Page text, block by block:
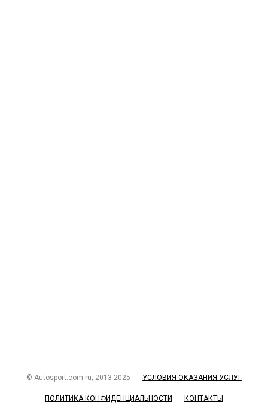
© Autosport.com.ru, 2013-2025 УСЛОВИЯ ОКАЗАНИЯ УСЛУГ
ПОЛИТИКА КОНФИДЕНЦИАЛЬНОСТИ КОНТАКТЫ